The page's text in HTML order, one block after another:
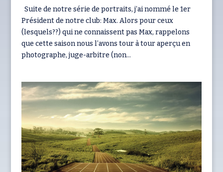
Suite de notre série de portraits, j’ai nommé le 1er
Président de notre club: Max. Alors pour ceux
(lesquels??) qui ne connaissent pas Max, rappelons
que cette saison nous l’avons tour à tour aperçu en
photographe, juge-arbitre (non...